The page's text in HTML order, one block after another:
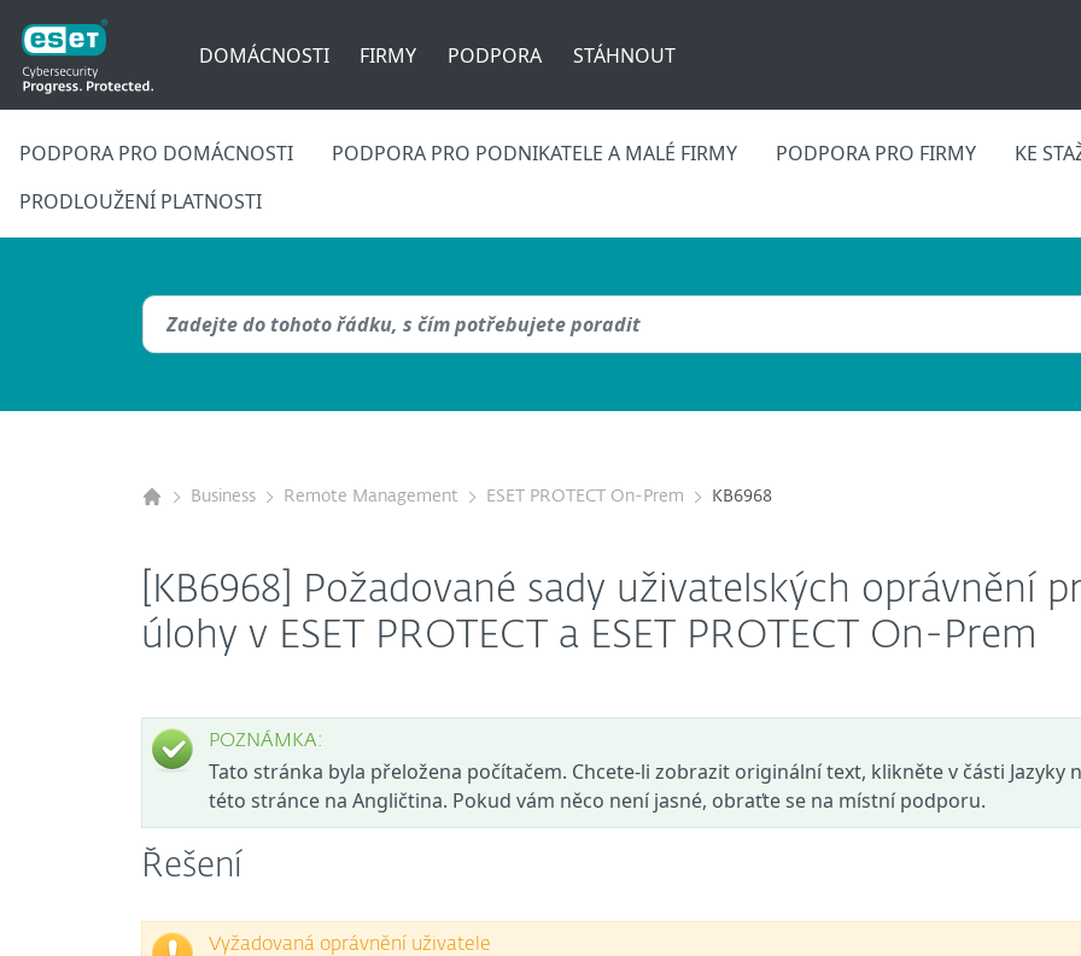
DOMÁCNOSTI FIRMY PODPORA STÁHNOUT
PODPORA PRO DOMÁCNOSTI PODPORA PRO PODNIKATELE A MALÉ FIRMY PODPORA PRO FIRMY
KE
PRODLOUŽENÍ PLATNOSTI
Business Remote Management ESET PROTECT On-Prem KB6968
[KB6968] Požadované sady uživatelských oprávnění
úlohy v ESET PROTECT a ESET PROTECT On-Prem
POZNÁMKA:
Tato stránka byla přeložena počítačem. Chcete-li zobrazit originální text, klikněte v části Jazyky
této stránce na Angličtina. Pokud vám něco není jasné, obraťte se na místní podporu.
Řešení
Vyžadovaná oprávnění uživatele